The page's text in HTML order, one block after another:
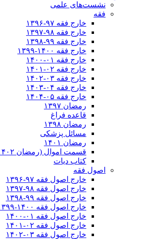
نشست‌های علمی
فقه
خارج فقه ۹۷-۱۳۹۶
خارج فقه ۹۸-۱۳۹۷
خارج فقه ۹۹-۱۳۹۸
خارج فقه ۱۴۰۰-۱۳۹۹
خارج فقه ۰۱-۱۴۰۰
خارج فقه ۰۲-۱۴۰۱
خارج فقه ۰۳-۱۴۰۲
خارج فقه ۰۴-۱۴۰۳
خارج فقه ۰۵-۱۴۰۴
رمضان ۱۳۹۷
قاعده فراغ
رمضان ۱۳۹۸
مسائل پزشکی
رمضان ۱۴۰۱
قسمت اموال (رمضان ۱۴۰۲)
کتاب دیات
اصول فقه
خارج اصول فقه ۹۷-۱۳۹۶
خارج اصول فقه ۹۸-۱۳۹۷
خارج اصول فقه ۹۹-۱۳۹۸
خارج اصول فقه ۱۴۰۰-۱۳۹۹
خارج اصول فقه ۰۱-۱۴۰۰
خارج اصول فقه ۰۲-۱۴۰۱
خارج اصول فقه ۰۳-۱۴۰۲